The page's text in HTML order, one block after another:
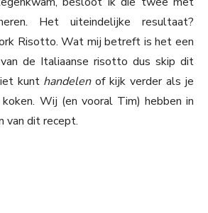
Het uiteindelijke resultaat?
Risotto. Wat mij betreft is het een
van de Italiaanse risotto dus skip dit
kunt handelenof kijk verder als je
Wij (en vooral Tim) hebben in
van dit recept.